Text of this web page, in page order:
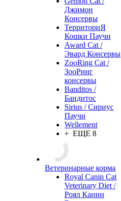
Джимон
Консервы
ТерриториЯ
Кошки Паучи
Award Cat /
Эвард Консервы
ZooRing Cat /
ЗооРинг
консервы
Banditos /
Бандитос
Sirius / Сириус
Паучи
Wellement
+ ЕЩЕ 8
Ветеринарные корма
Royal Canin Cat
Veterinary Diet /
Роял Канин